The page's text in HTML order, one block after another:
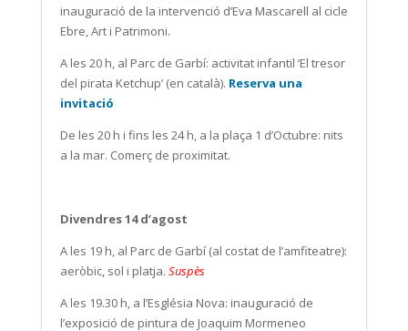
inauguració de la intervenció d’Eva Mascarell al cicle
Ebre, Art i Patrimoni.
A les 20 h, al Parc de Garbí: activitat infantil ‘El tresor
del pirata Ketchup’ (en català). Reserva una
invitació
De les 20 h i fins les 24 h, a la plaça 1 d’Octubre: nits
a la mar. Comerç de proximitat.
Divendres 14 d’agost
A les 19 h, al Parc de Garbí (al costat de l’amfiteatre):
aeròbic, sol i platja. Suspès
A les 19.30 h, a l’Església Nova: inauguració de
l’exposició de pintura de Joaquim Mormeneo